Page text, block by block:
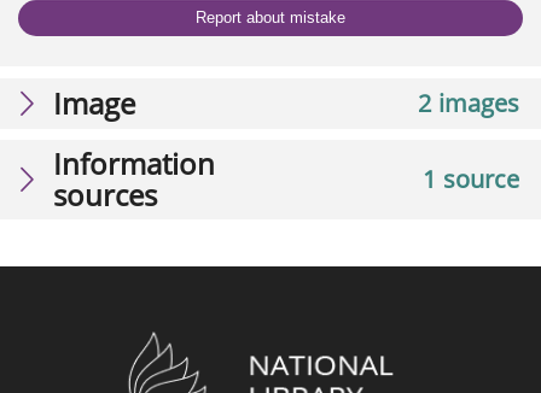
Report about mistake
2 images
Image
1 source
Information
sources